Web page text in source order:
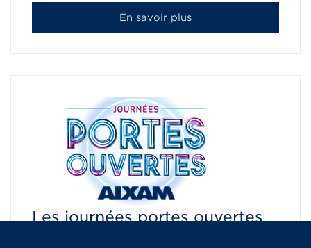
En savoir plus
Les journées portes ouvertes